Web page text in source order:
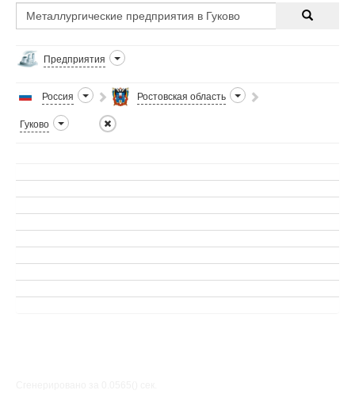
Предприятия
Россия Ростовская область
Гуково